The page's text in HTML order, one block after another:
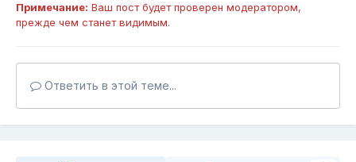
Примечание: Ваш пост будет проверен модератором,
прежде чем станет видимым.
Ответить в этой теме...